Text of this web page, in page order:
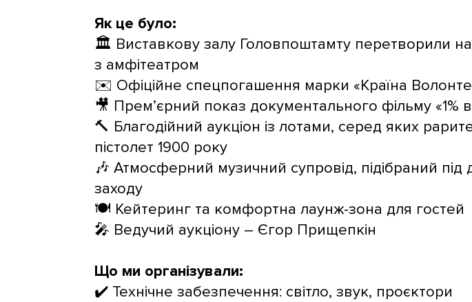
Як це було:
🏛 Виставкову залу Головпоштамту перетворили на
з амфітеатром
✉️ Офіційне спецпогашення марки «Країна
🎥 Прем’єрний показ документального фільму «1%
🔨 Благодійний аукціон із лотами, серед яких
пістолет 1900 року
🎶 Атмосферний музичний супровід, підібраний під
заходу
🍽 Кейтеринг та комфортна лаунж-зона для гостей
🎤 Ведучий аукціону – Єгор Прищепкін
Що ми організували:
✔️ Технічне забезпечення: світло, звук, проєктори